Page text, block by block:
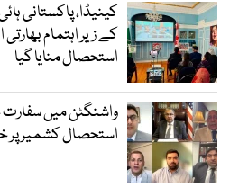
کینیڈا، پاکستانی
کے زیر اہتمام
استحصال منایا گیا
واشنگٹن میں سفارت
استحصال کشمیر پر